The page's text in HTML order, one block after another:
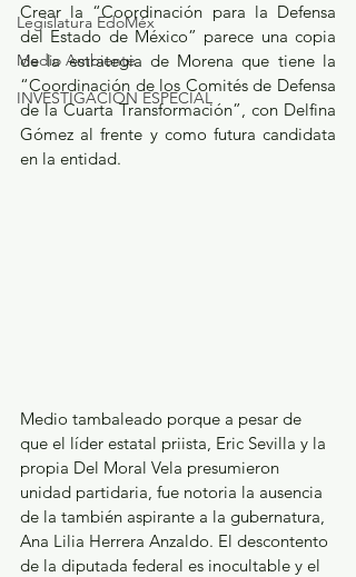
Legislatura EdoMéx
Medio Ambiente
INVESTIGACIÓN ESPECIAL
Crear la “Coordinación para la Defensa
del Estado de México” parece una copia
de la estrategia de Morena que tiene la
“Coordinación de los Comités de Defensa
de la Cuarta Transformación”, con Delfina
Gómez al frente y como futura candidata
en la entidad.
Medio tambaleado porque a pesar de
que el líder estatal priista, Eric Sevilla y la
propia Del Moral Vela presumieron
unidad partidaria, fue notoria la ausencia
de la también aspirante a la gubernatura,
Ana Lilia Herrera Anzaldo. El descontento
de la diputada federal es inocultable y el